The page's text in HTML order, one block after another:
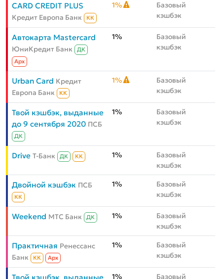
CARD CREDIT PLUS
Кредит Европа Банк КК
1%
Базовый
кэшбэк
Автокарта Mastercard
ЮниКредит Банк
ДК
Aрх
1%
Базовый
кэшбэк
Urban Card Кредит
Европа Банк
КК
1%
Базовый
кэшбэк
Твой кэшбэк, выданные
до 9 сентября 2020 ПСБ
ДК
1%
Базовый
кэшбэк
Drive Т-Банк ДК КК 1%
Базовый
кэшбэк
Двойной кэшбэк ПСБ
КК
1%
Базовый
кэшбэк
Weekend МТС Банк ДК 1%
Базовый
кэшбэк
Практичная Ренессанс
Банк
КК Aрх
1%
Базовый
кэшбэк
1% Базовый